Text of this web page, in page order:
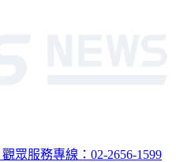
觀眾服務專線：02-2656-1599